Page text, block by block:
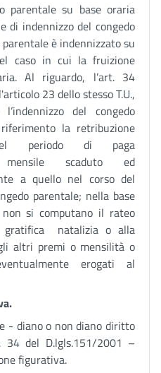
parentale su base oraria
di indennizzo del congedo
è indennizzato su
caso in cui la fruizione
Al riguardo, l’art. 34
23 dello stesso T.U.,
del congedo
la retribuzione
periodo di paga
mensile scaduto ed
a quello nel corso del
parentale; nella base
si computano il rateo
natalizia o alla
altri premi o mensilità o
erogati al
- diano o non diano diritto
34 del D.lgls.151/2001 –
figurativa.